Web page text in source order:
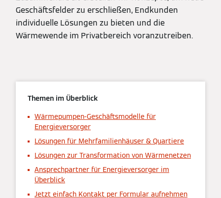
Geschäftsfelder zu erschließen, Endkunden
individuelle Lösungen zu bieten und die
Wärmewende im Privatbereich voranzutreiben.
Themen im Überblick
Wärmepumpen-Geschäftsmodelle für
Energieversorger
Lösungen für Mehrfamilienhäuser & Quartiere
Lösungen zur Transformation von Wärmenetzen
Ansprechpartner für Energieversorger im
Überblick
Jetzt einfach Kontakt per Formular aufnehmen